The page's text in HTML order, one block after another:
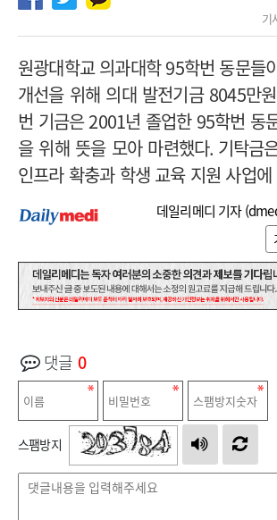
기
원광대학교 의과대학95학번 동문들
개선을 위해 의대 발전기금 8045만
번 기금은2001년 졸업한 95학번 동
을 위해 뜻을 모아 마련했다. 기탁금
인프라 확충과 학생 교육 지원 사업
데일리메디 기자 (
댓글 0
스팸방지